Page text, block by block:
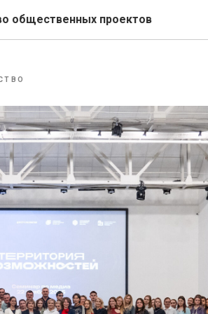
общественных проектов
контента и